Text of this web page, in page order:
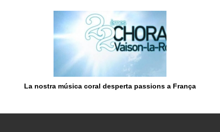
La nostra música coral desperta passions a França